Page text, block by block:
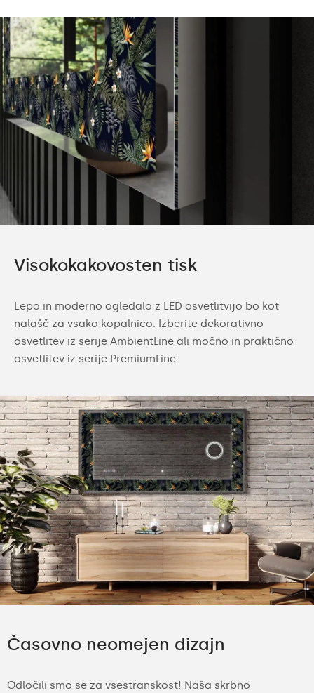
Visokokakovosten tisk
Lepo in moderno ogledalo z LED osvetlitvijo bo kot
nalašč za vsako kopalnico. Izberite dekorativno
osvetlitev iz serije AmbientLine ali močno in praktično
osvetlitev iz serije PremiumLine.
Časovno neomejen dizajn
Odločili smo se za vsestranskost! Naša skrbno